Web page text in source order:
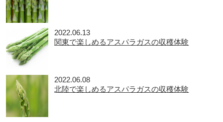
2022.06.13
関東で楽しめるアスパラガスの収穫体験
2022.06.08
北陸で楽しめるアスパラガスの収穫体験